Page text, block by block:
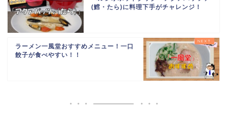
(鱈・たら)に料理下手がチャレンジ！
ラーメン一風堂おすすめメニュー！一口
餃子が食べやすい！！